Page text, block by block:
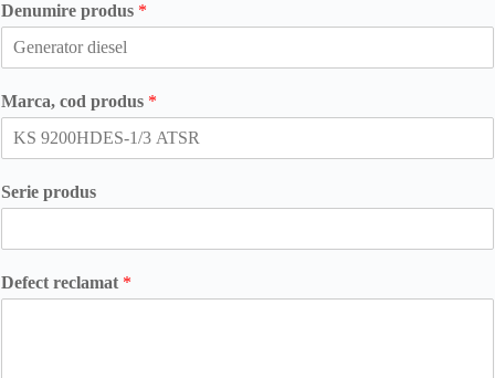
Denumire produs *
Marca, cod produs *
Serie produs
Defect reclamat *